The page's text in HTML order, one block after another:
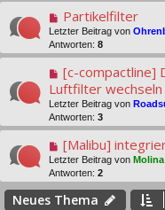
Partikelfilter
Letzter Beitrag von
Antworten: 8
[c-compactline]
Luftfilter wechseln
Letzter Beitrag von
Antworten: 3
[Malibu]
Letzter Beitrag von Molina
Antworten: 2
Neues Thema